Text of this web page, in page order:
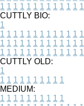
1 1 1 1 1 1 1 1 1 1 1 1 1
CUTTLY BIO:
1
1 1 1 1 1 1 1 1 1 1 1 1 1
1 1 1 1 1 1 1 1 1 1 1 1 1
1 1 1 1 1 1 1 1 1 1 1 1 1
CUTTLY OLD:
1
1 1 1 1 1 1 1 1 1 1
MEDIUM:
1 1 1 1 1 1 1 1 1 1